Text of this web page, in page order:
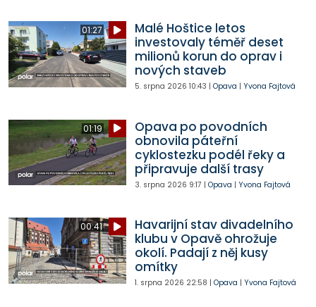
01:27
Malé Hoštice letos
investovaly téměř deset
milionů korun do oprav i
nových staveb
5. srpna 2026 10:43 | Opava | Yvona Fajtová
01:19
Opava po povodních
obnovila páteřní
cyklostezku podél řeky a
připravuje další trasy
3. srpna 2026 9:17 | Opava | Yvona Fajtová
00:41
Havarijní stav divadelního
klubu v Opavě ohrožuje
okolí. Padají z něj kusy
omítky
1. srpna 2026 22:58 | Opava | Yvona Fajtová